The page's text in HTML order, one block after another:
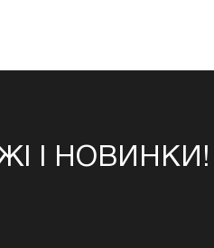
І НОВИНКИ!